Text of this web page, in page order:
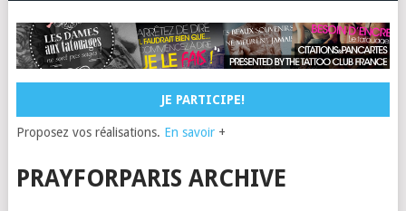
JE PARTICIPE!
Proposez vos réalisations. En savoir+
PRAYFORPARIS ARCHIVE